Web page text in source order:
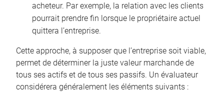
acheteur. Par exemple, la relation avec les clients
pourrait prendre fin lorsque le propriétaire actuel
quittera l’entreprise.
Cette approche, à supposer que l’entreprise soit viable,
permet de déterminer la juste valeur marchande de
tous ses actifs et de tous ses passifs. Un évaluateur
considérera généralement les éléments suivants :